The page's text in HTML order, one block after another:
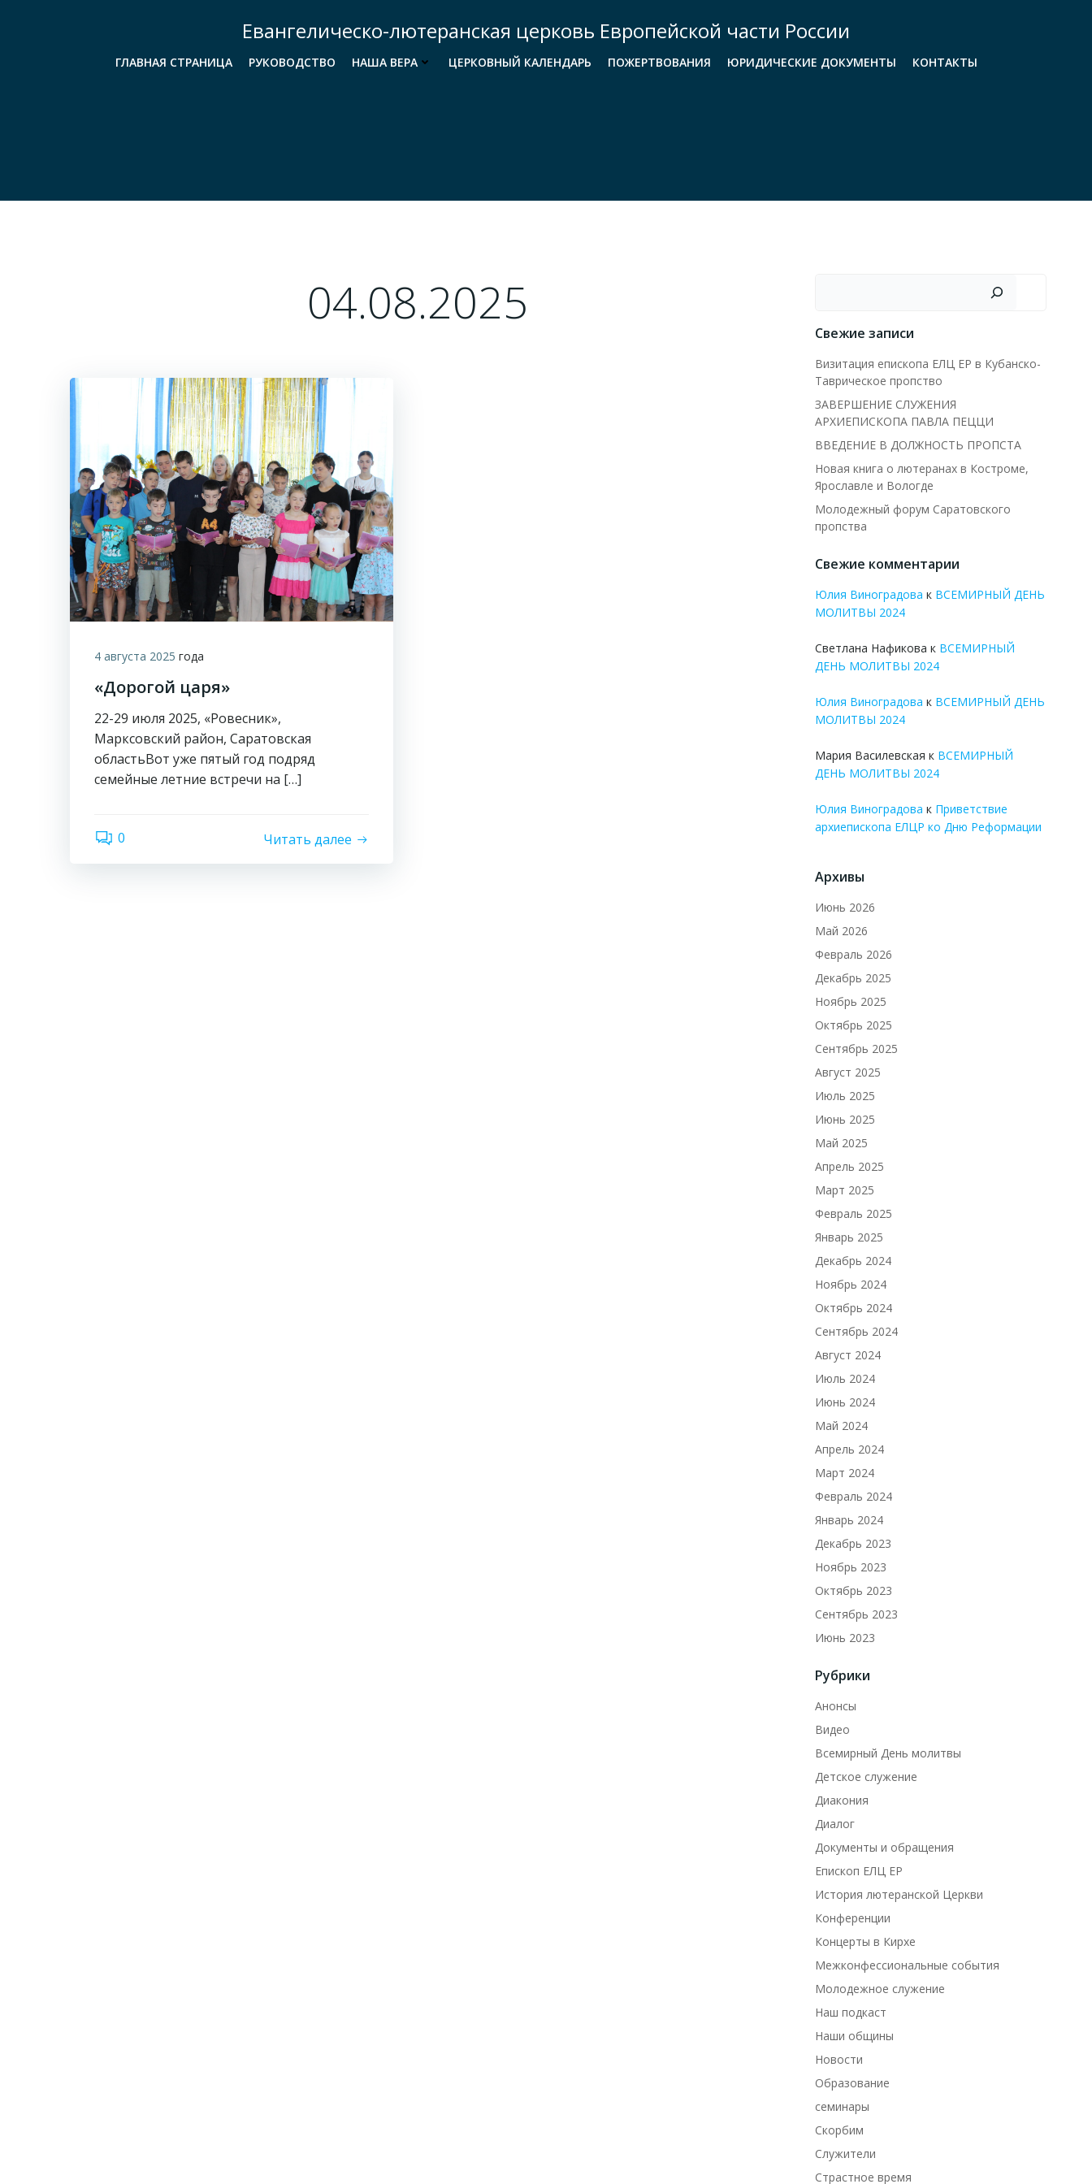
Евангелическо-лютеранская церковь Европейской части России
ГЛАВНАЯ СТРАНИЦА РУКОВОДСТВО НАША ВЕРА ЦЕРКОВНЫЙ КАЛЕНДАРЬ ПОЖЕРТВОВАНИЯ ЮРИДИЧЕСКИЕ ДОКУМЕНТЫ КОНТАКТЫ
04.08.2025
4 августа 2025 года
«Дорогой царя»
22-29 июля 2025, «Ровесник»,
Марксовский район, Саратовская
областьВот уже пятый год подряд
семейные летние встречи на […]
0 Читать далее
Свежие записи
Визитация епископа ЕЛЦ ЕР в Кубанско-
Таврическое пропство
ЗАВЕРШЕНИЕ СЛУЖЕНИЯ
АРХИЕПИСКОПА ПАВЛА ПЕЦЦИ
ВВЕДЕНИЕ В ДОЛЖНОСТЬ ПРОПСТА
Новая книга о лютеранах в Костроме,
Ярославле и Вологде
Молодежный форум Саратовского
пропства
Свежие комментарии
Юлия Виноградова к ВСЕМИРНЫЙ ДЕНЬ
МОЛИТВЫ 2024
Светлана Нафикова к ВСЕМИРНЫЙ
ДЕНЬ МОЛИТВЫ 2024
Юлия Виноградова к ВСЕМИРНЫЙ ДЕНЬ
МОЛИТВЫ 2024
Мария Василевская к ВСЕМИРНЫЙ
ДЕНЬ МОЛИТВЫ 2024
Юлия Виноградова к Приветствие
архиепископа ЕЛЦР ко Дню Реформации
Архивы
Июнь 2026
Май 2026
Февраль 2026
Декабрь 2025
Ноябрь 2025
Октябрь 2025
Сентябрь 2025
Август 2025
Июль 2025
Июнь 2025
Май 2025
Апрель 2025
Март 2025
Февраль 2025
Январь 2025
Декабрь 2024
Ноябрь 2024
Октябрь 2024
Сентябрь 2024
Август 2024
Июль 2024
Июнь 2024
Май 2024
Апрель 2024
Март 2024
Февраль 2024
Январь 2024
Декабрь 2023
Ноябрь 2023
Октябрь 2023
Сентябрь 2023
Июнь 2023
Рубрики
Анонсы
Видео
Всемирный День молитвы
Детское служение
Диакония
Диалог
Документы и обращения
Епископ ЕЛЦ ЕР
История лютеранской Церкви
Конференции
Концерты в Кирхе
Межконфессиональные события
Молодежное служение
Наш подкаст
Наши общины
Новости
Образование
семинары
Скорбим
Служители
Страстное время